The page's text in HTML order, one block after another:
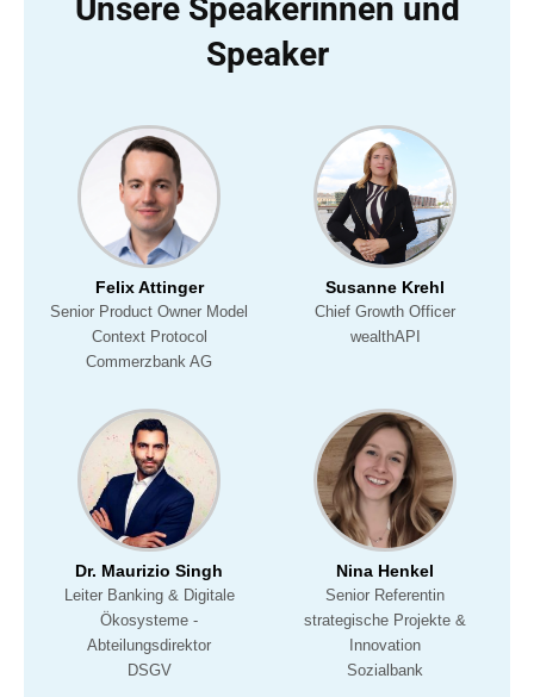
Unsere Speakerinnen und
Speaker
Felix Attinger
Senior Product Owner Model
Context Protocol
Commerzbank AG
Susanne Krehl
Chief Growth Officer
wealthAPI
Dr. Maurizio Singh
Leiter Banking & Digitale
Ökosysteme -
Abteilungsdirektor
DSGV
Nina Henkel
Senior Referentin
strategische Projekte &
Innovation
Sozialbank